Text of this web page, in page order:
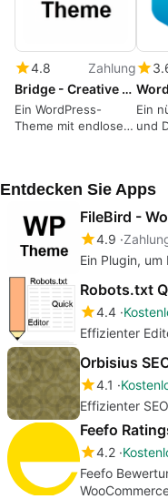
4.8
Zahlung
Bridge - Creative Multipurpose WordPress Theme
Ein WordPress-
Theme mit endlosen
Ein
und
Entdecken Sie Apps
FileBird -
4.9
Ein Plugin,
Robots.txt
4.4
Effizienter
Orbisius
4.1
Effizienter
4.2
Feefo